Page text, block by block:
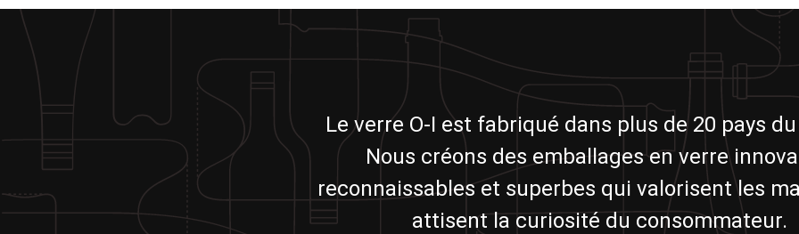
Le verre O-I est fabriqué dans plus de 20 pays
Nous créons des emballages en verre
reconnaissables et superbes qui valorisent les
attisent la curiosité du consommateur.